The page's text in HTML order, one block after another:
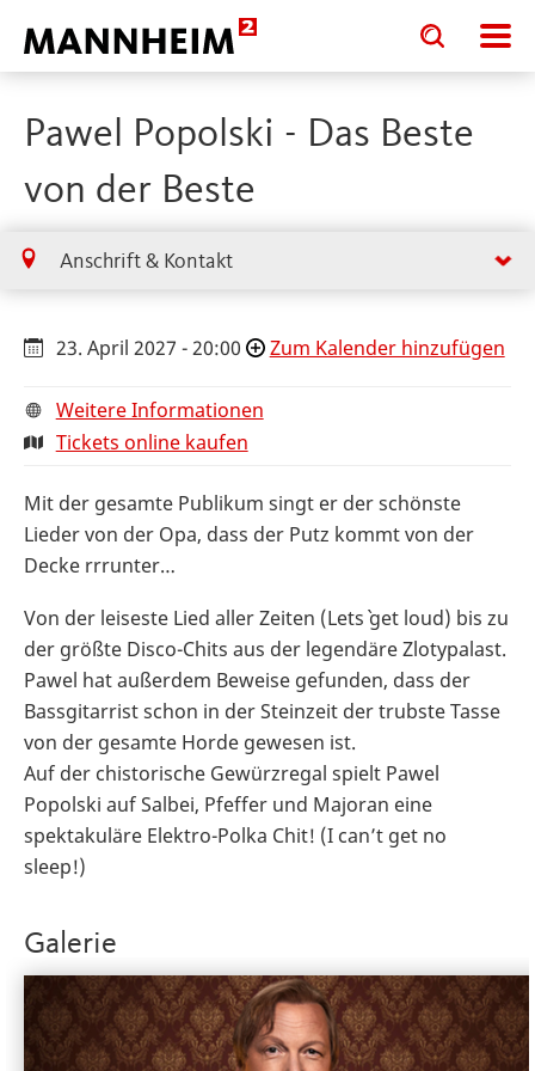
Toggle
search
input
Toggle
search
input
Pawel Popolski - Das Beste
von der Beste
Anschrift & Kontakt
23. April 2027 - 20:00 Zum Kalender hinzufügen
Weitere Informationen
Tickets online kaufen
Mit der gesamte Publikum singt er der schönste
Lieder von der Opa, dass der Putz kommt von der
Decke rrrunter…
Von der leiseste Lied aller Zeiten (Lets` get loud) bis zu
der größte Disco-Chits aus der legendäre Zlotypalast.
Pawel hat außerdem Beweise gefunden, dass der
Bassgitarrist schon in der Steinzeit der trubste Tasse
von der gesamte Horde gewesen ist.
Auf der chistorische Gewürzregal spielt Pawel
Popolski auf Salbei, Pfeffer und Majoran eine
spektakuläre Elektro-Polka Chit! (I can’t get no
sleep!)
Galerie